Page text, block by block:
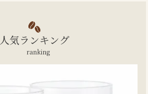
人気ランキング
ranking